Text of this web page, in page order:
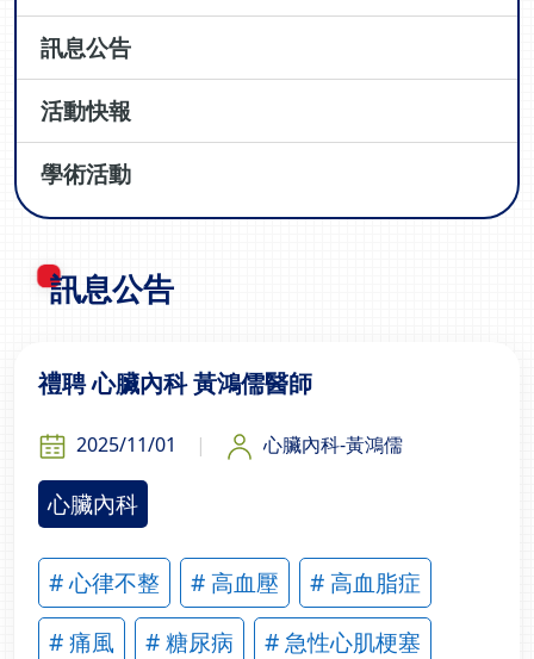
訊息公告
活動快報
學術活動
訊息公告
禮聘 心臟內科 黃鴻儒醫師
2025/11/01 心臟內科-黃鴻儒
心臟內科
# 心律不整 # 高血壓
# 高血脂症
# 痛風
# 糖尿病 # 急性心肌梗塞